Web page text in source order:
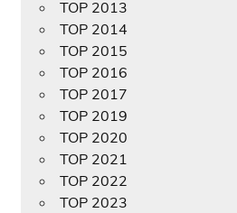
TOP 2013
TOP 2014
TOP 2015
TOP 2016
TOP 2017
TOP 2019
TOP 2020
TOP 2021
TOP 2022
TOP 2023